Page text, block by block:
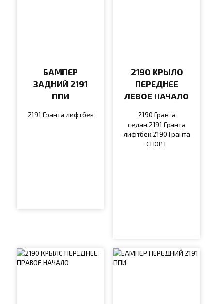
БАМПЕР
ЗАДНИЙ 2191
ППИ
2191 Гранта лифтбек
2190 КРЫЛО
ПЕРЕДНЕЕ
ЛЕВОЕ НАЧАЛО
2190 Гранта
седан,2191 Гранта
лифтбек,2190 Гранта
СПОРТ